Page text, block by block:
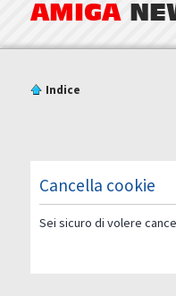
AMIGA
Indice
Cancella cookie
Sei sicuro di volere